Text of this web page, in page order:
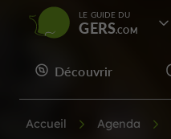
LE GUIDE DU
GERS
Découvrir
Accueil Agenda